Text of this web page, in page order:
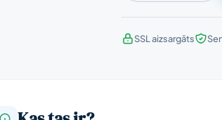
SSL aizsargāts